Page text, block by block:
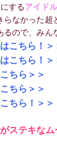
するアイドル
らなかった
るので、みん
こちら！＞
こちら！＞
ちら＞＞
ちら＞＞
ちら！＞＞
ステキなム